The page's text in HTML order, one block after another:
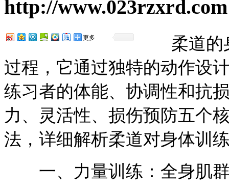
http://www.023rzxrd.com
更多
柔道的
过程，它通过独特的动作设
练习者的体能、协调性和抗
力、灵活性、损伤预防五个
法，详细解析柔道对身体训
一、力量训练：全身肌群